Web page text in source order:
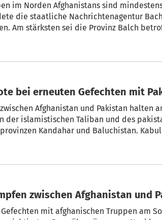
im Norden Afghanistans sind
die staatliche Nachrichtenagentur
Am stärksten sei die Provinz Balch
bei erneuten Gefechten mit
Afghanistan und Pakistan halten
der islamistischen Taliban und des
Kandahar und Baluchistan.
zwischen Afghanistan und
mit afghanischen Truppen am